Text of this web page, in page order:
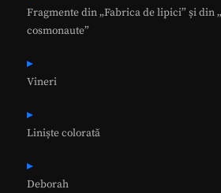
Fragmente din „Fabrica de lipici” și din
cosmonaute”
Vineri
Liniște colorată
Deborah